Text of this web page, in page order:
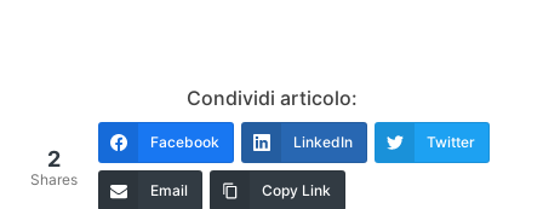
Condividi articolo:
2
Shares
Facebook LinkedIn Twitter
Email Copy Link